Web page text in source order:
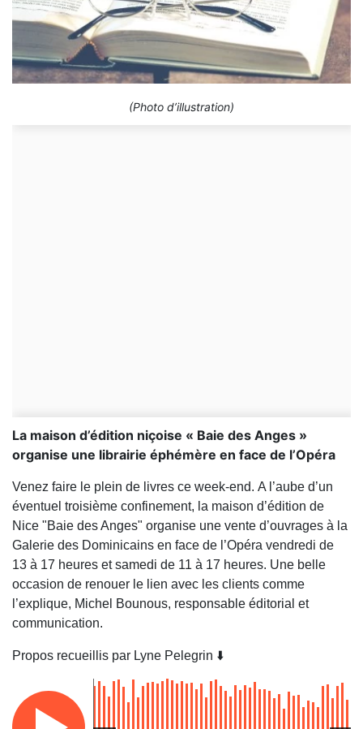
(Photo d’illustration)
La maison d’édition niçoise « Baie des Anges »
organise une librairie éphémère en face de l’Opéra
Venez faire le plein de livres ce week-end. A l’aube d’un
éventuel troisième confinement, la maison d’édition de
Nice "Baie des Anges" organise une vente d’ouvrages à la
Galerie des Dominicains en face de l’Opéra vendredi de
13 à 17 heures et samedi de 11 à 17 heures. Une belle
occasion de renouer le lien avec les clients comme
l’explique, Michel Bounous, responsable éditorial et
communication.
Propos recueillis par Lyne Pelegrin ⬇️